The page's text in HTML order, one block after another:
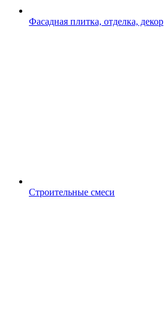
Фасадная плитка, отделка, декор
Строительные смеси